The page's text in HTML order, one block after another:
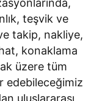
teşvik ve
takip, nakliye,
konaklama
üzere tüm
edebileceğimiz
uluslararası